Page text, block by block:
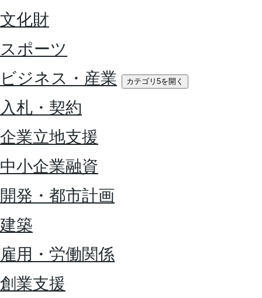
文化財
スポーツ
ビジネス・産業
カテゴリ5を開く
入札・契約
企業立地支援
中小企業融資
開発・都市計画
建築
雇用・労働関係
創業支援